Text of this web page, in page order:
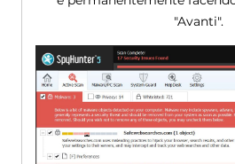
"Avanti".